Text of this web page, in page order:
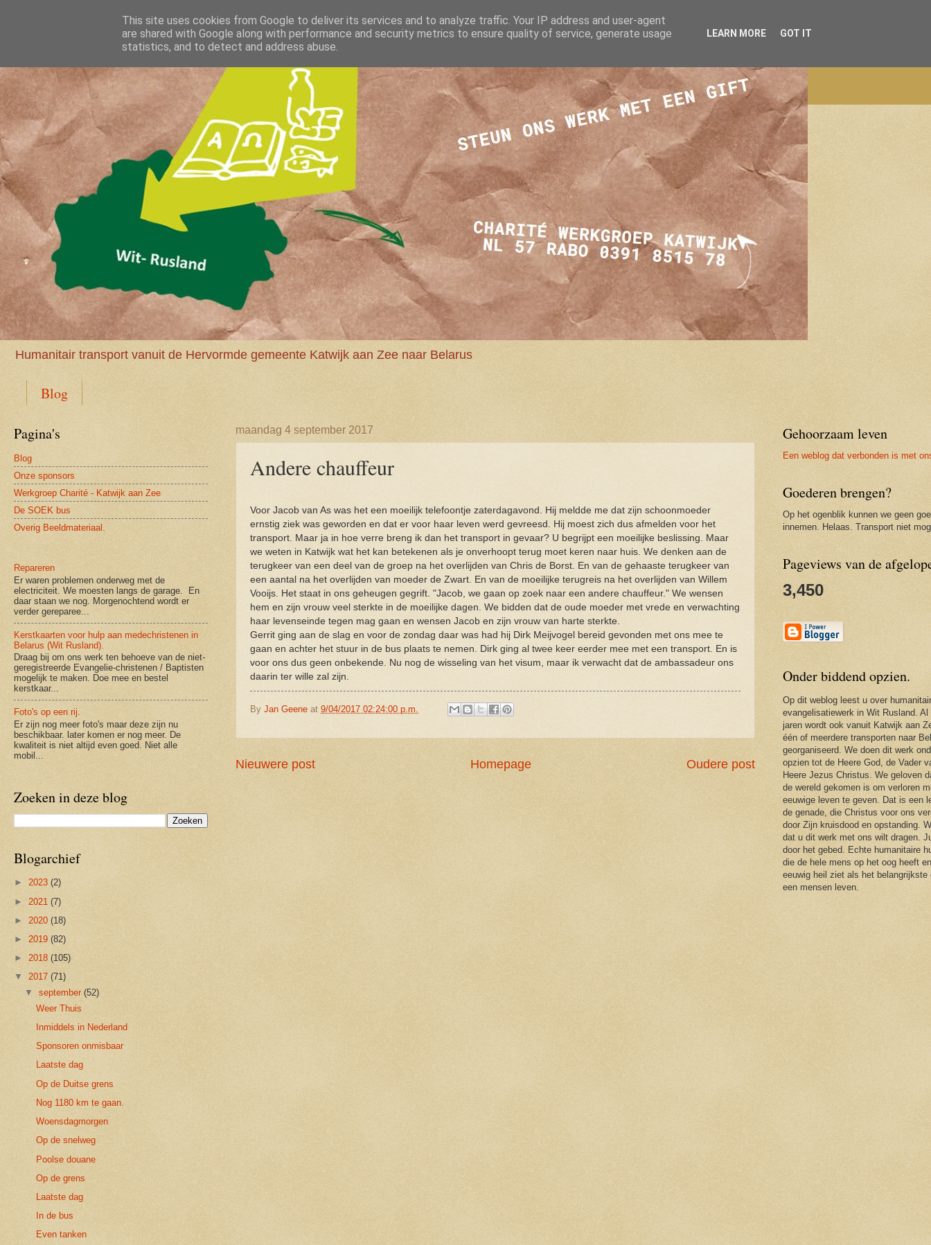
Humanitair transport vanuit de Hervormde gemeente Katwijk aan Zee naar Belarus
Blog
maandag 4 september 2017
Andere chauffeur
Voor Jacob van As was het een moeilijk telefoontje zaterdagavond. Hij meldde me dat zijn schoonmoeder
ernstig ziek was geworden en dat er voor haar leven werd gevreesd. Hij moest zich dus afmelden voor het
transport. Maar ja in hoe verre breng ik dan het transport in gevaar? U begrijpt een moeilijke beslissing. Maar
we weten in Katwijk wat het kan betekenen als je onverhoopt terug moet keren naar huis. We denken aan de
terugkeer van een deel van de groep na het overlijden van Chris de Borst. En van de gehaaste terugkeer van
een aantal na het overlijden van moeder de Zwart. En van de moeilijke terugreis na het overlijden van Willem
Vooijs. Het staat in ons geheugen gegrift. "Jacob, we gaan op zoek naar een andere chauffeur." We wensen
hem en zijn vrouw veel sterkte in de moeilijke dagen. We bidden dat de oude moeder met vrede en verwachting
haar levenseinde tegen mag gaan en wensen Jacob en zijn vrouw van harte sterkte.
Gerrit ging aan de slag en voor de zondag daar was had hij Dirk Meijvogel bereid gevonden met ons mee te
gaan en achter het stuur in de bus plaats te nemen. Dirk ging al twee keer eerder mee met een transport. En is
voor ons dus geen onbekende. Nu nog de wisseling van het visum, maar ik verwacht dat de ambassadeur ons
daarin ter wille zal zijn.
By Jan Geene at 9/04/2017 02:24:00 p.m.
Nieuwere post Oudere post
Homepage
Pagina's
Blog
Onze sponsors
Werkgroep Charité - Katwijk aan Zee
De SOEK bus
Overig Beeldmateriaal.
Repareren
Er waren problemen onderweg met de
electriciteit. We moesten langs de garage. En
daar staan we nog. Morgenochtend wordt er
verder gereparee...
Kerstkaarten voor hulp aan medechristenen in
Belarus (Wit Rusland).
Draag bij om ons werk ten behoeve van de niet-
geregistreerde Evangelie-christenen / Baptisten
mogelijk te maken. Doe mee en bestel
kerstkaar...
Foto's op een rij.
Er zijn nog meer foto's maar deze zijn nu
beschikbaar. later komen er nog meer. De
kwaliteit is niet altijd even goed. Niet alle
mobil...
Zoeken in deze blog
Blogarchief
► 2023 (2)
► 2021 (7)
► 2020 (18)
► 2019 (82)
► 2018 (105)
▼
2017 (71)
▼
september (52)
Weer Thuis
Inmiddels in Nederland
Sponsoren onmisbaar
Laatste dag
Op de Duitse grens
Nog 1180 km te gaan.
Woensdagmorgen
Op de snelweg
Poolse douane
Op de grens
Laatste dag
In de bus
Even tanken
Gehoorzaam leven
Een weblog dat verbonden is met
Goederen brengen?
Op het ogenblik kunnen we geen
innemen. Helaas. Transport niet
Pageviews van de
3,450
Onder biddend opzien.
Op dit weblog leest u over
evangelisatiewerk in Wit Rusland. Al
jaren wordt ook vanuit Katwijk aan
één of meerdere transporten naar
georganiseerd. We doen dit werk
opzien tot de Heere God, de Vader
Heere Jezus Christus. We geloven
de wereld gekomen is om verloren
eeuwige leven te geven. Dat is een
de genade, die Christus voor ons
door Zijn kruisdood en opstanding.
dat u dit werk met ons wilt dragen.
door het gebed. Echte humanitaire
die de hele mens op het oog heeft
eeuwig heil ziet als het belangrijkste
een mensen leven.
This site uses cookies from Google to deliver its services and to analyze traffic. Your IP address and user-agent
are shared with Google along with performance and security metrics to ensure quality of service, generate usage
statistics, and to detect and address abuse.
LEARN MORE GOT IT